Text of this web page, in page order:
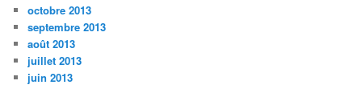
octobre 2013
septembre 2013
août 2013
juillet 2013
juin 2013